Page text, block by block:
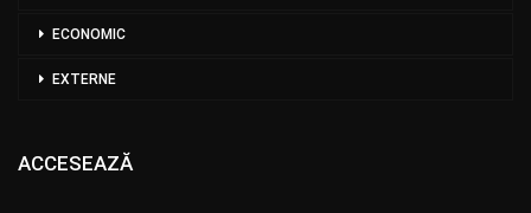
ECONOMIC
EXTERNE
ACCESEAZĂ